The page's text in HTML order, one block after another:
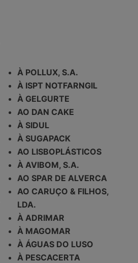
À POLLUX, S.A.
À ISPT NOTFARNGIL
À GELGURTE
AO DAN CAKE
À SIDUL
À SUGAPACK
AO LISBOPLÁSTICOS
À AVIBOM, S.A.
AO SPAR DE ALVERCA
AO CARUÇO & FILHOS,
LDA.
À ADRIMAR
À MAGOMAR
À ÁGUAS DO LUSO
À PESCACERTA